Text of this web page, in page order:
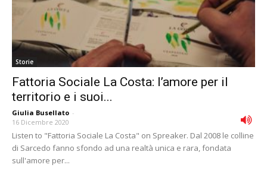
Storie
Fattoria Sociale La Costa: l’amore per il
territorio e i suoi...
Giulia Busellato -
16 Dicembre 2020
Listen to "Fattoria Sociale La Costa" on Spreaker. Dal 2008 le colline
di Sarcedo fanno sfondo ad una realtà unica e rara, fondata
sull'amore per...